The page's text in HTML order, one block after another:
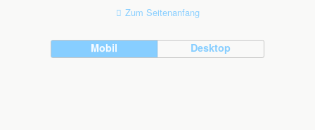
Zum Seitenanfang
Mobil Desktop